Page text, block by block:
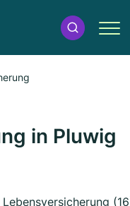
in Pluwig
Lebensversicherung